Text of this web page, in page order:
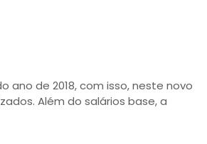
ano de 2018, com isso, neste novo
Além do salários base, a